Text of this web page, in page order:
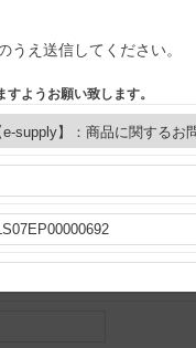
うえ送信してください。
ようお願い致します。